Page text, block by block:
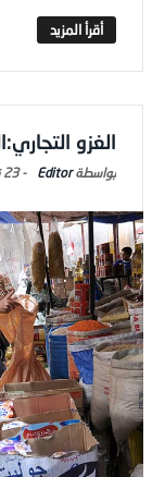
الغزو
Editor
-23 نوفمبر,2015